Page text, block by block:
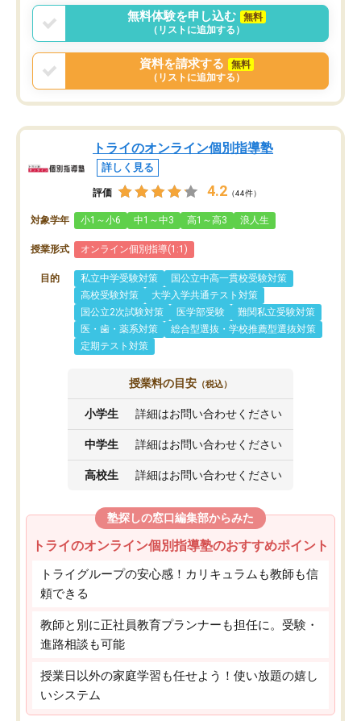
言う事で講師変更の申し出があり、あ
まりに短期での変更だった為、塾に通
う事にして退会しました。遅れも取り
戻せ、授業内容や講師の方は良かった
と思います。
無料体験を申し込む
無料
（リストに追加する）
資料を請求する
無料
（リストに追加する）
トライのオンライン個別指導塾
詳しく見る
評価 4.2 （44件）
対象学年 小1～小6 中1～中3 高1～高3 浪人生
授業形式 オンライン個別指導(1:1)
目的 私立中学受験対策
国公立中高一貫校受験対策
高校受験対策
大学入学共通テスト対策
国公立2次試験対策
医学部受験
難関私立受験対策
医・歯・薬系対策
総合型選抜・学校推薦型選抜対策
定期テスト対策
授業料の目安 （税込）
小学生 詳細はお問い合わせください
中学生 詳細はお問い合わせください
高校生 詳細はお問い合わせください
塾探しの窓口編集部からみた
トライのオンライン個別指導塾のおすすめポイント
トライグループの安心感！カリキュラムも教師も信
頼できる
教師と別に正社員教育プランナーも担任に。受験・
進路相談も可能
授業日以外の家庭学習も任せよう！使い放題の嬉し
いシステム